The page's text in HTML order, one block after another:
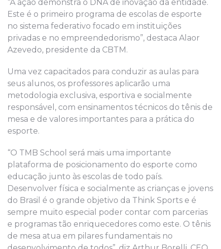
“A ação demonstra o DNA de inovação da entidade.
Este é o primeiro programa de escolas de esporte
no sistema federativo focado em instituições
privadas e no empreendedorismo”, destaca Alaor
Azevedo, presidente da CBTM.
Uma vez capacitados para conduzir as aulas para
seus alunos, os professores aplicarão uma
metodologia exclusiva, esportiva e socialmente
responsável, com ensinamentos técnicos do tênis de
mesa e de valores importantes para a prática do
esporte.
“O TMB School será mais uma importante
plataforma de posicionamento do esporte como
educação junto às escolas de todo país.
Desenvolver física e socialmente as crianças e jovens
do Brasil é o grande objetivo da Think Sports e é
sempre muito especial poder contar com parcerias
e programas tão enriquecedores como este. O tênis
de mesa atua em pilares fundamentais no